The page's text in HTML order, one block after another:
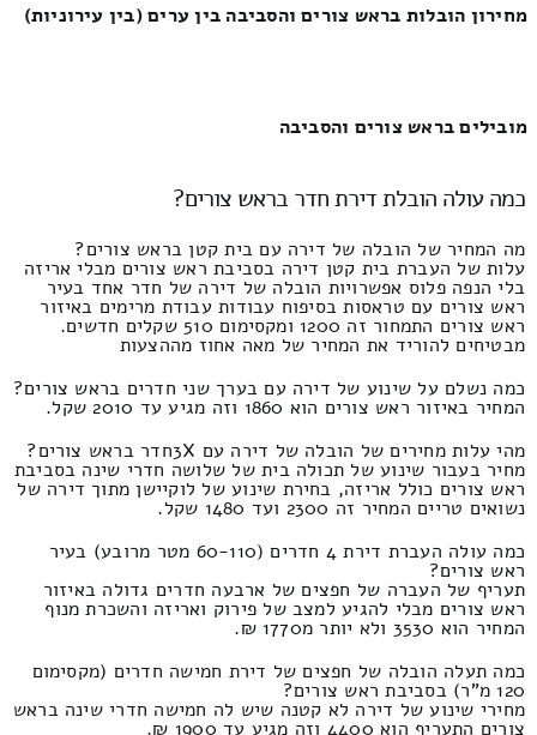
מחירון הובלות בראש צורים והסביבה בין ערים (בין עירוניות)
מובילים בראש צורים והסביבה
כמה עולה הובלת דירת חדר בראש צורים?
מה המחיר של הובלה של דירה עם בית קטן בראש צורים?
עלות של העברת בית קטן דירה בסביבת ראש צורים מבלי אריזה
בלי הנפה פלוס אפשרויות הובלה של דירה של חדר אחד בעיר
ראש צורים עם טראסות בסיפוח עבודות עבודת מרימים באיזור
ראש צורים התמחור זה 1200 ומקסימום 510 שקלים חדשים.
מבטיחים להוריד את המחיר של מאה אחוז מההצעות
כמה נשלם על שינוע של דירה עם בערך שני חדרים בראש צורים?
המחיר באיזור ראש צורים הוא 1860 וזה מגיע עד 2010 שקל.
מהי עלות מחירים של הובלה של דירה עם 3Xחדר בראש צורים?
מחיר בעבור שינוע של תכולה בית של שלושה חדרי שינה בסביבת
ראש צורים כולל אריזה, בחירת שינוע של לוקיישן מתוך דירה של
נשואים טריים המחיר זה 2300 ועד 1480 שקל.
כמה עולה העברת דירת 4 חדרים (60-110 מטר מרובע) בעיר
ראש צורים?
תעריף של העברה של חפצים של ארבעה חדרים גדולה באיזור
ראש צורים מבלי להגיע למצב של פירוק ואריזה והשכרת מנוף
המחיר הוא 3530 ולא יותר מ1770 ₪.
כמה תעלה הובלה של חפצים של דירת חמישה חדרים (מקסימום
120 מ"ר) בסביבת ראש צורים?
מחירי שינוע של דירה לא קטנה שיש לה חמישה חדרי שינה בראש
צורים התעריף הוא 4400 וזה מגיע עד 1900 ₪.